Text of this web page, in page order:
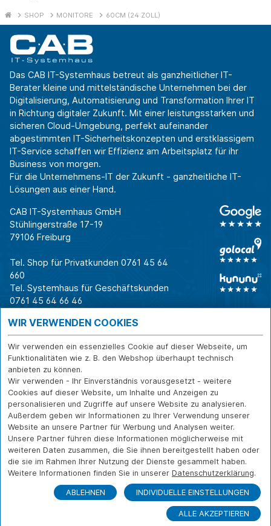
SHOP MONITORE 60CM (24 ZOLL)
Das CAB IT-Systemhaus betreut als ganzheitlicher IT-
Berater kleine und mittelständische Unternehmen bei der
Digitalisierung, Automatisierung und Transformation Ihrer IT
in Richtung digitaler Zukunft. Mit einer leistungsstarken und
sicheren Cloud-Umgebung, perfekt aufeinander
abgestimmten IT-Sicherheitskonzepten und erstklassigem
IT-Service schaffen wir Effizienz am Arbeitsplatz für ihr
Business von morgen.
Für die Unternehmens-IT der Zukunft - ganzheitliche IT-
Lösungen aus einer Hand.
CAB IT-Systemhaus GmbH
Stühlingerstraße 17-19
79106 Freiburg
Tel. Shop für Privatkunden 0761 45 64
660
Tel. Systemhaus für Geschäftskunden
0761 45 64 66 46
Warum CAB
Für Business-
Entscheider
Für IT-Leiter
Für Privatkunden
Erfolgsgeschichte
n
Branchen
IT für
IT-Security
IT-Infrastruktur
Softwarelösungen
WLAN-Lösungen
IT-Beratung und
Service
Reparatur
Versand- und
Zahlarten
Rücksendung und
Widerruf
Über CAB
Karriere
Sponsoring
Kontakt
IMPRESSUM
DATENSCHUTZ
FERNWARTUNG
© Copyright CAB IT-SYSTEMHAUS GmbH
WIR VERWENDEN COOKIES
Wir verwenden ein essenzielles Cookie auf dieser Webseite, um
Funktionalitäten wie z. B. den Webshop überhaupt technisch
anbieten zu können.
Wir verwenden - Ihr Einverständnis vorausgesetzt - weitere
Cookies auf dieser Website, um Inhalte und Anzeigen zu
personalisieren und Zugriffe auf unsere Website zu analysieren.
Außerdem geben wir Informationen zu Ihrer Verwendung unserer
Website an unsere Partner für Werbung und Analysen weiter.
Unsere Partner führen diese Informationen möglicherweise mit
weiteren Daten zusammen, die Sie ihnen bereitgestellt haben oder
die sie im Rahmen Ihrer Nutzung der Dienste gesammelt haben.
Weitere Informationen finden Sie in unserer Datenschutzerklärung.
ABLEHNEN INDIVIDUELLE EINSTELLUNGEN
ALLE AKZEPTIEREN